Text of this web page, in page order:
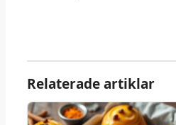
Relaterade artiklar